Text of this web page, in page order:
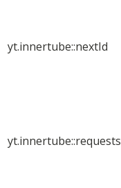
yt.innertube::nextId
yt.innertube::requests